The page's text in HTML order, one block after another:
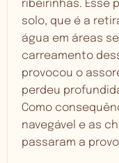
ribeirinhas. Esse
solo, que é a
água em áreas
carreamento
provocou o
perdeu
Como
navegável e as
passaram a